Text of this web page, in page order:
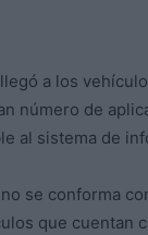
llegó a los
número de
al sistema de
se conforma
que cuentan